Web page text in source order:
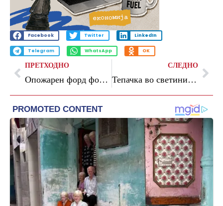
Facebook Twitter LinkedIn
Telegram WhatsApp OK
ПРЕТХОДНО
Опожарен форд фокус во Драчево
СЛЕДНО
Тепачка во светиниколско село: Приведени две лица, трето нападнало полицаец